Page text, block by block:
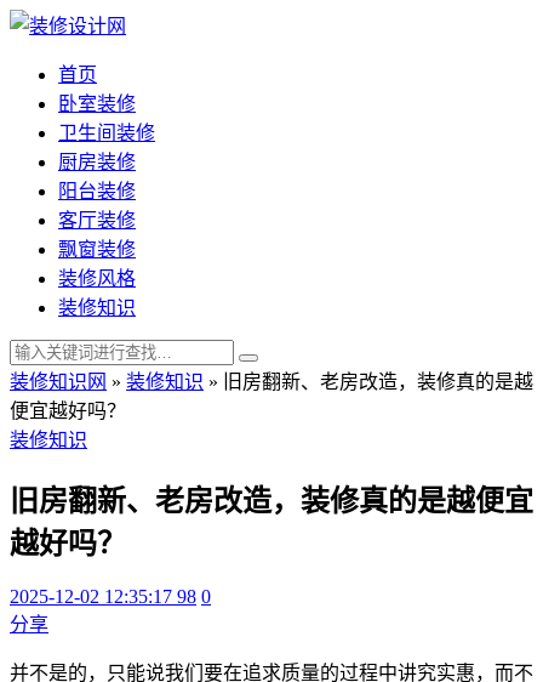
首页
卧室装修
卫生间装修
厨房装修
阳台装修
客厅装修
飘窗装修
装修风格
装修知识
装修知识网 » 装修知识 » 旧房翻新、老房改造，装修真的是越
便宜越好吗？
装修知识
旧房翻新、老房改造，装修真的是越便宜
越好吗？
2025-12-02 12:35:17 98 0
分享
并不是的，只能说我们要在追求质量的过程中讲究实惠，而不